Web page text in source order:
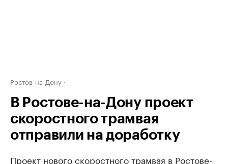
Ростов-на-Дону
В Ростове-на-Дону проект
скоростного трамвая
отправили на доработку
Проект нового скоростного трамвая в Ростове-